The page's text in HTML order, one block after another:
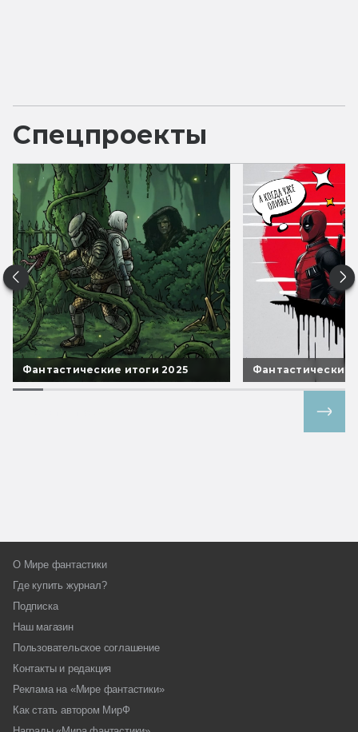
Спецпроекты
Фантастические итоги 2025 Фантастические
О Мире фантастики
Где купить журнал?
Подписка
Наш магазин
Пользовательское соглашение
Контакты и редакция
Реклама на «Мире фантастики»
Как стать автором МирФ